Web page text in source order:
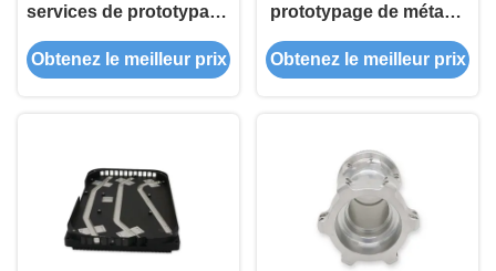
services de prototypage
rapide
Obtenez le meilleur prix
prototypage de métaux
CNC de précision
Pièces anodisées en
Obtenez le meilleur prix